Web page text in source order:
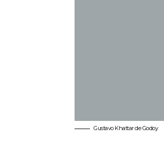
Gustavo Khattar de Godoy